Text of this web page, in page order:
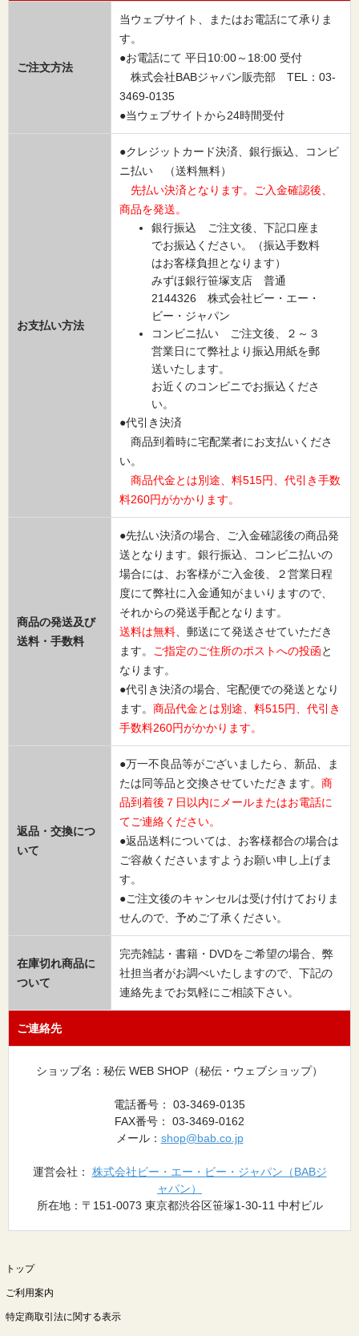
ご注文方法
当ウェブサイト、またはお電話にて承りま
す。
●お電話にて 平日10:00～18:00 受付
株式会社BABジャパン販売部 TEL：03-
3469-0135
●当ウェブサイトから24時間受付
お支払い方法
●クレジットカード決済、銀行振込、コンビ
ニ払い （送料無料）
先払い決済となります。ご入金確認後、
商品を発送。
銀行振込 ご注文後、下記口座ま
でお振込ください。（振込手数料
はお客様負担となります）
みずほ銀行笹塚支店 普通
2144326 株式会社ビー・エー・
ビー・ジャパン
コンビニ払い ご注文後、２～３
営業日にて弊社より振込用紙を郵
送いたします。
お近くのコンビニでお振込くださ
い。
●代引き決済
商品到着時に宅配業者にお支払いくださ
い。
商品代金とは別途、料515円、代引き手数
料260円がかかります。
商品の発送及び
送料・手数料
●先払い決済の場合、ご入金確認後の商品発
送となります。銀行振込、コンビニ払いの
場合には、お客様がご入金後、２営業日程
度にて弊社に入金通知がまいりますので、
それからの発送手配となります。
送料は無料 、郵送にて発送させていただき
ます。
ご指定のご住所のポストへの投函と
なります。
●代引き決済の場合、宅配便での発送となり
ます。 商品代金とは別途、料515円、代引き
手数料260円がかかります。
返品・交換につ
いて
●万一不良品等がございましたら、新品、ま
たは同等品と交換させていただきます。 商
品到着後７日以内にメールまたはお電話に
てご連絡ください。
●返品送料については、お客様都合の場合は
ご容赦くださいますようお願い申し上げま
す。
●ご注文後のキャンセルは受け付けておりま
せんので、予めご了承ください。
在庫切れ商品に
ついて
完売雑誌・書籍・DVDをご希望の場合、弊
社担当者がお調べいたしますので、下記の
連絡先までお気軽にご相談下さい。
ご連絡先
ショップ名：秘伝 WEB SHOP（秘伝・ウェブショップ）
電話番号： 03-3469-0135
FAX番号： 03-3469-0162
メール： shop@bab.co.jp
運営会社： 株式会社ビー・エー・ビー・ジャパン（BABジ
ャパン）
所在地：〒151-0073 東京都渋谷区笹塚1-30-11 中村ビル
トップ
ご利用案内
特定商取引法に関する表示